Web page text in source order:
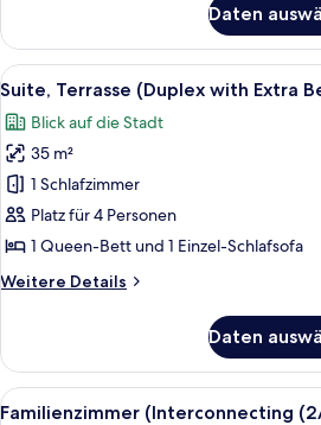
anzeigen
(Duplex
with
Extra
2Ad+2Ch)
Daten
Alle
Fotos
für
Suite,
Terrasse
(Duplex
with
Bed
Ein
12
Suite, Terrasse (Duplex with Extra
Blick auf die Stadt
35 m²
1 Schlafzimmer
Platz für 4 Personen
1 Queen-Bett und 1 Einzel-Schlafsofa
Weitere Details
Weitere
Terrasse
(Duplex
with
Daten
Alle
Ein
8
Familienzimmer (Interconnecting